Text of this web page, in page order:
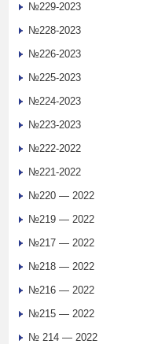
№229-2023
№228-2023
№226-2023
№225-2023
№224-2023
№223-2023
№222-2022
№221-2022
№220 — 2022
№219 — 2022
№217 — 2022
№218 — 2022
№216 — 2022
№215 — 2022
№ 214 — 2022